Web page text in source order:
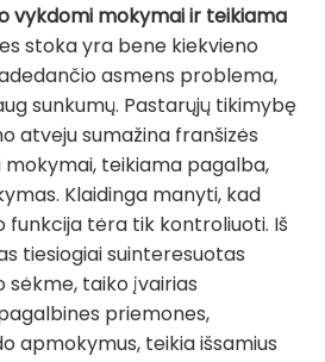
vykdomi mokymai ir teikiama
stoka yra bene kiekvieno
asmens problema,
sunkumų. Pastarųjų tikimybę
atveju sumažina franšizės
teikiama pagalba,
Klaidinga manyti, kad
funkcija tėra tik kontroliuoti. Iš
tiesiogiai suinteresuotas
sėkme, taiko įvairias
priemones,
apmokymus, teikia išsamius